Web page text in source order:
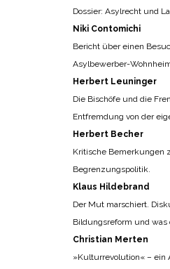
Dossier: Asylrecht und
Niki Contomichi
Bericht über einen
Asylbewerber-
Herbert Leuninger
Die Bischöfe und die
Entfremdung von der
Herbert Becher
Kritische Bemerkungen
Begrenzungspolitik.
Klaus Hildebrand
Der Mut marschiert.
Bildungsreform und was
Christian Merten
»Kulturrevolution« – ein